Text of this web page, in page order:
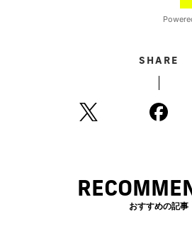
SHARE
おすすめの記事